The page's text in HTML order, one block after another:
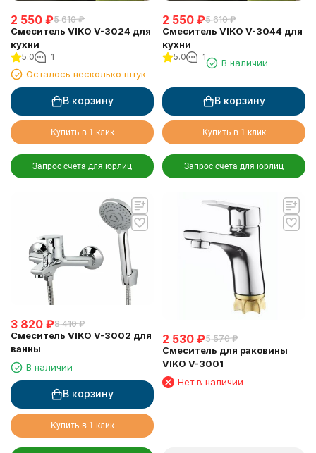
2 550 ₽5 610 ₽
Смеситель VIKO V-3024 для
кухни
5.0 1
Осталось несколько штук
В корзину
Купить в 1 клик
Запрос счета для юрлиц
2 550 ₽5 610 ₽
Смеситель VIKO V-3044 для
кухни
5.0 1
В наличии
В корзину
Купить в 1 клик
Запрос счета для юрлиц
3 820 ₽8 410 ₽
Смеситель VIKO V-3002 для
ванны
В наличии
В корзину
Купить в 1 клик
2 530 ₽5 570 ₽
Смеситель для раковины
VIKO V-3001
Нет в наличии